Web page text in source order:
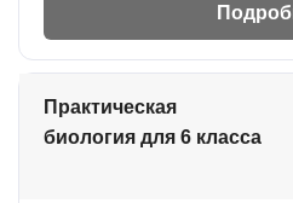
Практическая
биология для 6 класса